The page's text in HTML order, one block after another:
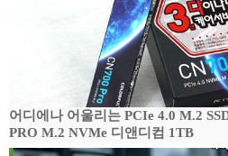
어디에나 어울리는 PCIe 4.0 M.2
PRO M.2 NVMe 디앤디컴 1TB